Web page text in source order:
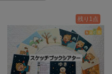
残り1点